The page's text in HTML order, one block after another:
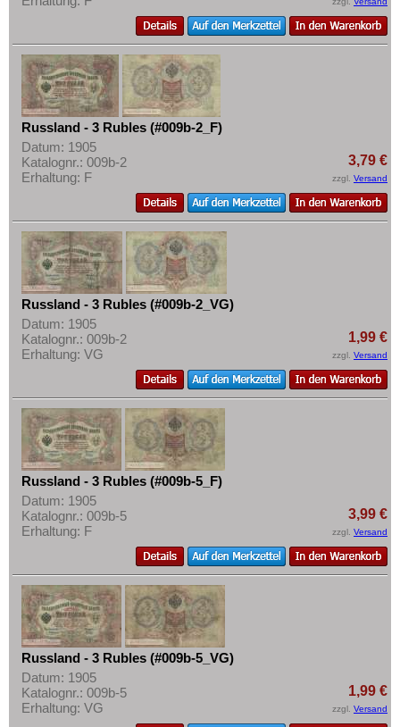
Spanien
Spitzbergen
Tatarstan
Transnistrien
Tschechische Republik
Tschechoslowakei
Ukraine
Ungarn
Vatikan
Weissrussland
Zypern
Mehr über...
Zahlungsbedingungen
Privatsphäre und Datenschutz
Widerrufsbelehrung
Liefer- und Versandkosten
AGB
Impressum
Russland - 3 Rubles (#009b-2_F)
Datum: 1905
Katalognr.: 009b-2
Erhaltung: F
3,79 €
zzgl. Versand
Russland - 3 Rubles (#009b-2_VG)
Datum: 1905
Katalognr.: 009b-2
Erhaltung: VG
1,99 €
zzgl. Versand
Russland - 3 Rubles (#009b-5_F)
Datum: 1905
Katalognr.: 009b-5
Erhaltung: F
3,99 €
zzgl. Versand
Russland - 3 Rubles (#009b-5_VG)
Datum: 1905
Katalognr.: 009b-5
Erhaltung: VG
1,99 €
zzgl. Versand